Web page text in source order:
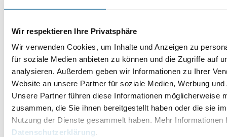
Wir respektieren Ihre Privatsphäre
Wir verwenden Cookies, um Inhalte und Anzeigen zu
für soziale Medien anbieten zu können und die Zugriffe auf
analysieren. Außerdem geben wir Informationen zu Ihrer
Website an unsere Partner für soziale Medien, Werbung
Unsere Partner führen diese Informationen möglicherweise
zusammen, die Sie ihnen bereitgestellt haben oder die sie
Nutzung der Dienste gesammelt haben. Mehr Informationen
Datenschutzerklärung.